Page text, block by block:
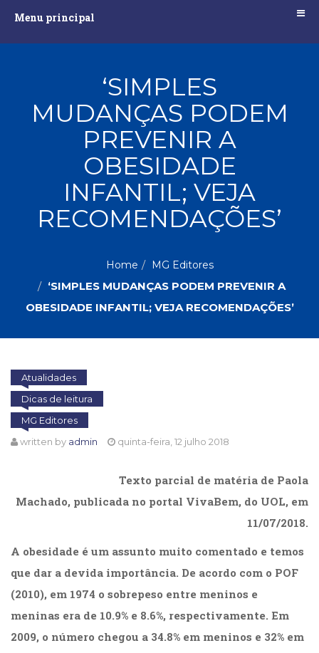
Menu principal
principalAssuntos
Administração,
RH
Astrologia
Atualidades,
Política,
Direitos
Humanos
Biografias,
Vivências
(102)
Cinema
(23)
Comportamento
(418)
e
Crescimento
(222)
Criatividade
(14)
Alimentação
PROMOÇÕES
VENDIDOS
‘SIMPLES
MUDANÇAS PODEM
PREVENIR A
OBESIDADE
INFANTIL; VEJA
RECOMENDAÇÕES’
Home MG Editores
‘SIMPLES MUDANÇAS PODEM PREVENIR A
OBESIDADE INFANTIL; VEJA RECOMENDAÇÕES’
Atualidades
Dicas de leitura
MG Editores
written by admin quinta-feira, 12 julho 2018
Texto parcial de matéria de Paola
Machado, publicada no portal VivaBem, do UOL, em
11/07/2018.
A obesidade é um assunto muito comentado e temos
que dar a devida importância. De acordo com o POF
(2010), em 1974 o sobrepeso entre meninos e
meninas era de 10.9% e 8.6%, respectivamente. Em
2009, o número chegou a 34.8% em meninos e 32% em